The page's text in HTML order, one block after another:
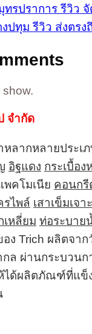
ทรปราการ รีวิว
ปทุม รีวิว ส่งตรง
จำกัด
ลากหลายประเ
อิฐแดง กระเบื้อง
พคโมเนีย คอนกรี
รไพล์ เสาเข็มเจาะ
เหลี่ยม ท่อระบาย
อง Trich ผลิตจา
กล ผ่านกระบวน
ได้ผลิตภัณฑ์ที่แข็